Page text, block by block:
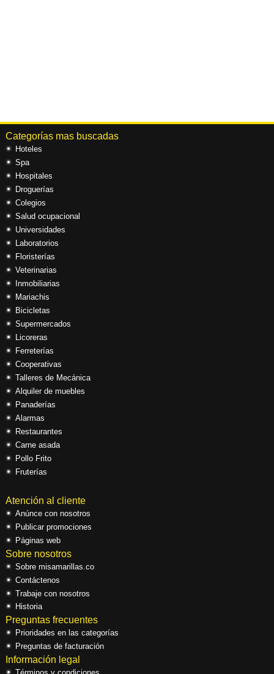
Categorías mas buscadas
Hoteles
Spa
Hospitales
Droguerías
Colegios
Salud ocupacional
Universidades
Laboratorios
Floristerías
Veterinarias
Inmobiliarias
Mariachis
Bicicletas
Supermercados
Licoreras
Ferreterías
Cooperativas
Talleres de Mecánica
Alquiler de muebles
Panaderías
Alarmas
Restaurantes
Carne asada
Pollo Frito
Fruterías
Atención al cliente
Anúnce con nosotros
Publicar promociones
Páginas web
Sobre nosotros
Sobre misamarillas.co
Contáctenos
Trabaje con nosotros
Historia
Preguntas frecuentes
Prioridades en las categorías
Preguntas de facturación
Información legal